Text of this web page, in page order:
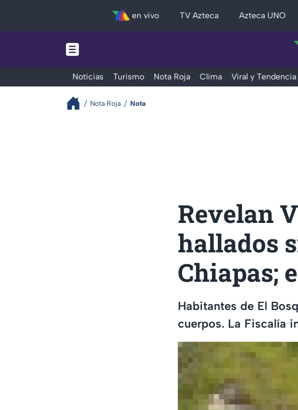
en vivo TV Azteca Azteca UNO
Noticias Turismo Nota Roja Clima Viral y Tendencia
Nota Roja Nota
Revelan
hallados
Chiapas;
Habitantes de El
cuerpos. La Fiscalía